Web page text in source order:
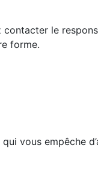
contacter le
forme.
vous empêche